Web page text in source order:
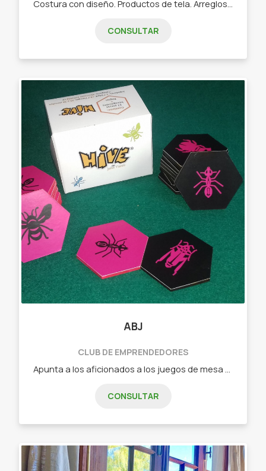
CONSULTAR
ABJ
CLUB DE EMPRENDEDORES
CONSULTAR